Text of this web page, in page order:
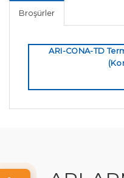
Broşürler
ARI-CONA-TD